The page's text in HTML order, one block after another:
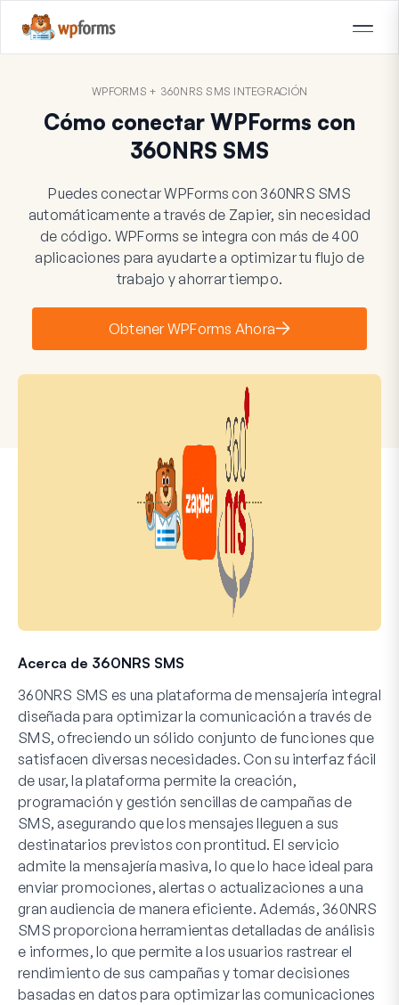
WPFORMS + 360NRS SMS INTEGRACIÓN
Cómo conectar WPForms con
360NRS SMS
Puedes conectar WPForms con 360NRS SMS
automáticamente a través de Zapier, sin necesidad
de código. WPForms se integra con más de 400
aplicaciones para ayudarte a optimizar tu flujo de
trabajo y ahorrar tiempo.
Obtener WPForms Ahora
Acerca de 360NRS SMS
360NRS SMS es una plataforma de mensajería integral
diseñada para optimizar la comunicación a través de
SMS, ofreciendo un sólido conjunto de funciones que
satisfacen diversas necesidades. Con su interfaz fácil
de usar, la plataforma permite la creación,
programación y gestión sencillas de campañas de
SMS, asegurando que los mensajes lleguen a sus
destinatarios previstos con prontitud. El servicio
admite la mensajería masiva, lo que lo hace ideal para
enviar promociones, alertas o actualizaciones a una
gran audiencia de manera eficiente. Además, 360NRS
SMS proporciona herramientas detalladas de análisis
e informes, lo que permite a los usuarios rastrear el
rendimiento de sus campañas y tomar decisiones
basadas en datos para optimizar las comunicaciones